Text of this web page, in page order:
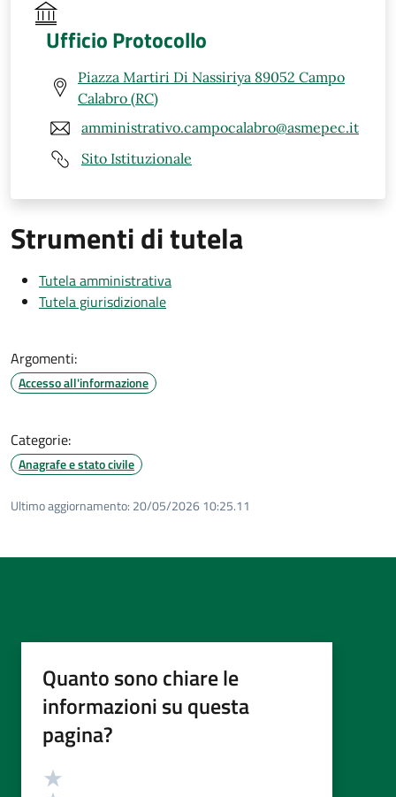
Ufficio Protocollo
Piazza Martiri Di Nassiriya 89052 Campo
Calabro (RC)
amministrativo.campocalabro@asmepec.it
Sito Istituzionale
Strumenti di tutela
Tutela amministrativa
Tutela giurisdizionale
Argomenti:
Accesso all'informazione
Categorie:
Anagrafe e stato civile
Ultimo aggiornamento: 20/05/2026 10:25.11
Quanto sono chiare le
informazioni su questa
pagina?
Valutazione